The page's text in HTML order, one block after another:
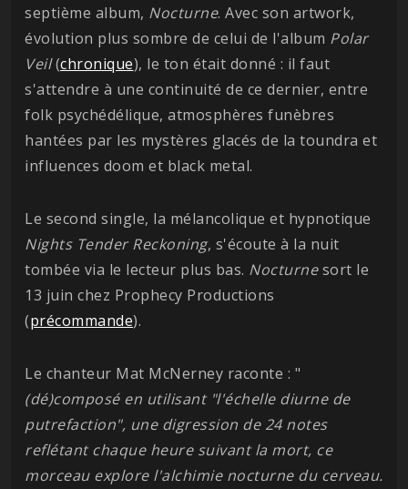
septième album, Nocturne. Avec son artwork,
évolution plus sombre de celui de l'album Polar
Veil(chronique), le ton était donné : il faut
s'attendre à une continuité de ce dernier, entre
folk psychédélique, atmosphères funèbres
hantées par les mystères glacés de la toundra et
influences doom et black metal.
Le second single, la mélancolique et hypnotique
Nights Tender Reckoning, s'écoute à la nuit
tombée via le lecteur plus bas. Nocturnesort le
13 juin chez Prophecy Productions
(précommande).
Le chanteur Mat McNerney raconte : "
(dé)composé en utilisant "l'échelle diurne de
putrefaction", une digression de 24 notes
reflétant chaque heure suivant la mort, ce
morceau explore l'alchimie nocturne du cerveau.